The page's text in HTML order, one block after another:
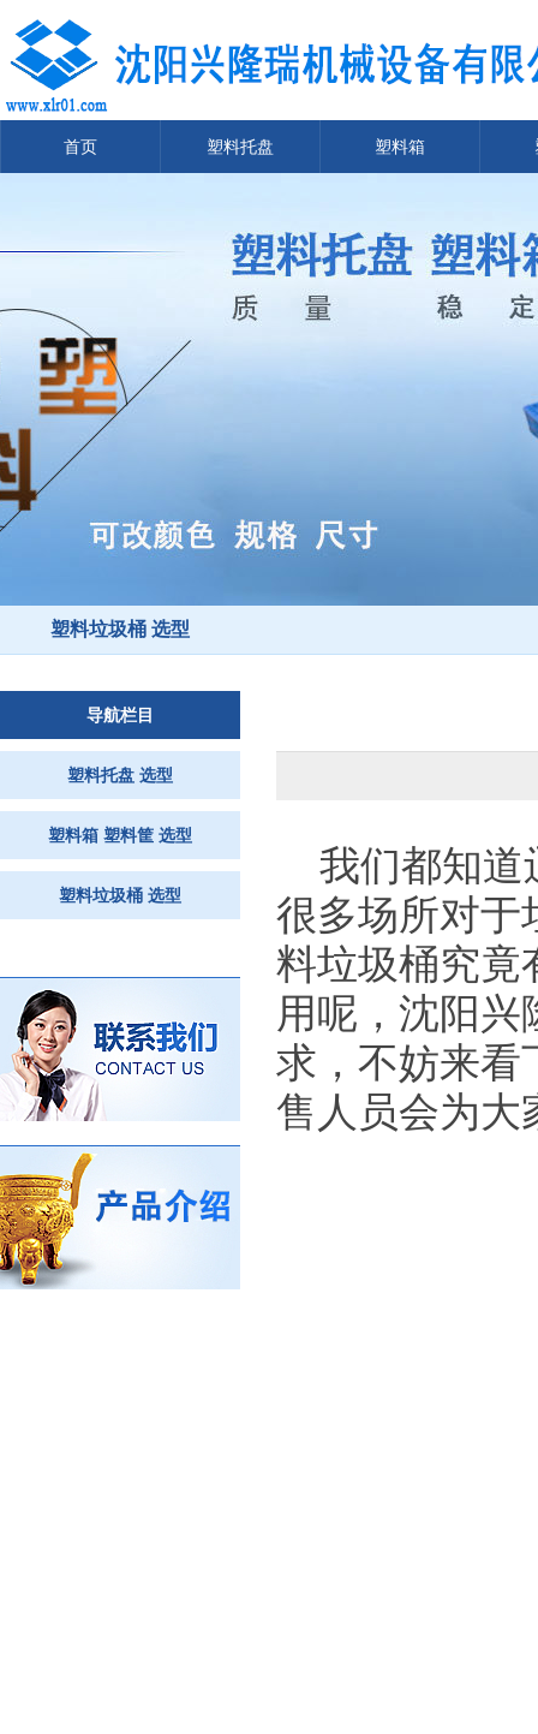
首页 塑料托盘 塑料箱
塑料垃圾桶 选型
导航栏目
塑料托盘 选型
塑料箱 塑料筐 选型
塑料垃圾桶 选型
我们都知道
很多场所对于
料垃圾桶究竟
用呢，沈阳
求，不妨来看
售人员会为大